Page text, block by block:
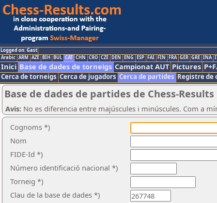
Logged on: Gast
Arabic ARM AZE BIH BUL CAT CHN CRO CZE DEN ENG ESP FAI FIN FRA GER GRE INA
Inici Base de dades de torneigs Campionat AUT Pictures
Cerca de torneigs Cerca de jugadors Cerca de partides Registre de
Base de dades de partides de Chess-Results
Avis: No es diferencia entre majúscules i minúscules. Com a
Cognoms *)
Nom
FIDE-Id *)
Número identificació nacional *)
Torneig *)
Clau de la base de dades *)